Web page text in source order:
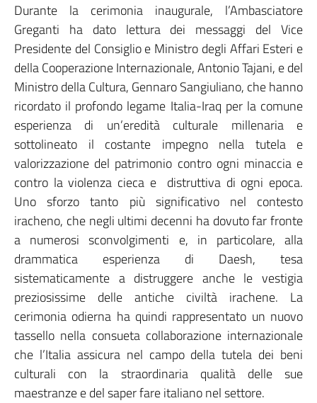
Durante la cerimonia inaugurale, l’Ambasciatore
Greganti ha dato lettura dei messaggi del Vice
Presidente del Consiglio e Ministro degli Affari Esteri e
della Cooperazione Internazionale, Antonio Tajani, e del
Ministro della Cultura, Gennaro Sangiuliano, che hanno
ricordato il profondo legame Italia-Iraq per la comune
esperienza di un’eredità culturale millenaria e
sottolineato il costante impegno nella tutela e
valorizzazione del patrimonio contro ogni minaccia e
contro la violenza cieca e distruttiva di ogni epoca.
Uno sforzo tanto più significativo nel contesto
iracheno, che negli ultimi decenni ha dovuto far fronte
a numerosi sconvolgimenti e, in particolare, alla
drammatica esperienza di Daesh, tesa
sistematicamente a distruggere anche le vestigia
preziosissime delle antiche civiltà irachene. La
cerimonia odierna ha quindi rappresentato un nuovo
tassello nella consueta collaborazione internazionale
che l’Italia assicura nel campo della tutela dei beni
culturali con la straordinaria qualità delle sue
maestranze e del saper fare italiano nel settore.